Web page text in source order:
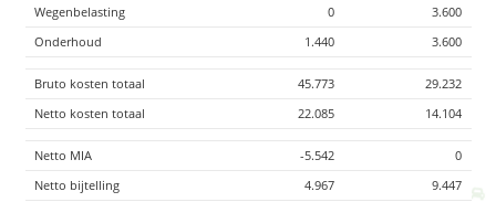
Wegenbelasting
0
3.600
Onderhoud
1.440 3.600
Bruto kosten totaal 45.773
29.232
Netto kosten totaal
22.085 14.104
Netto MIA -5.542
0
Netto bijtelling
4.967
9.447